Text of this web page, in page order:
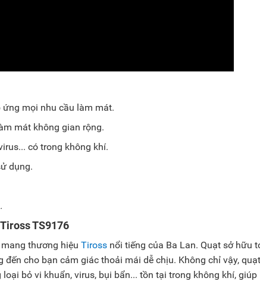
ứng mọi nhu cầu làm mát.
mát không gian rộng.
có trong không khí.
dụng.
TS9176
thương hiệu Tiross nổi tiếng của Ba Lan. Quạt sở hữu
cho bạn cảm giác thoải mái dễ chịu. Không chỉ vậy,
bỏ vi khuẩn, virus, bụi bẩn... tồn tại trong không khí, giúp